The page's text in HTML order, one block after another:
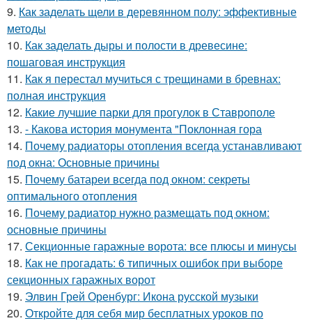
9. Как заделать щели в деревянном полу: эффективные
методы
10. Как заделать дыры и полости в древесине:
пошаговая инструкция
11. Как я перестал мучиться с трещинами в бревнах:
полная инструкция
12. Какие лучшие парки для прогулок в Ставрополе
13. - Какова история монумента "Поклонная гора
14. Почему радиаторы отопления всегда устанавливают
под окна: Основные причины
15. Почему батареи всегда под окном: секреты
оптимального отопления
16. Почему радиатор нужно размещать под окном:
основные причины
17. Секционные гаражные ворота: все плюсы и минусы
18. Как не прогадать: 6 типичных ошибок при выборе
секционных гаражных ворот
19. Элвин Грей Оренбург: Икона русской музыки
20. Откройте для себя мир бесплатных уроков по